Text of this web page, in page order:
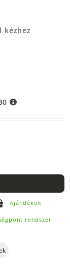
kézhez
Ajándékok
rendszer